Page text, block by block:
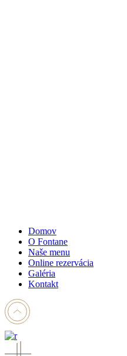
Domov
O Fontane
Naše menu
Online rezervácia
Galéria
Kontakt